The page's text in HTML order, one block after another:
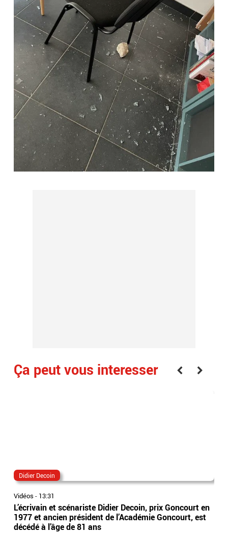
Ça peut vous interesser
Didier Decoin
Vidéos - 13:31
L’écrivain et scénariste Didier Decoin, prix Goncourt en
1977 et ancien président de l’Académie Goncourt, est
décédé à l’âge de 81 ans